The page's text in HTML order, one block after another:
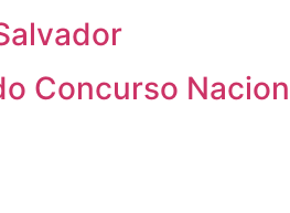
Concurso